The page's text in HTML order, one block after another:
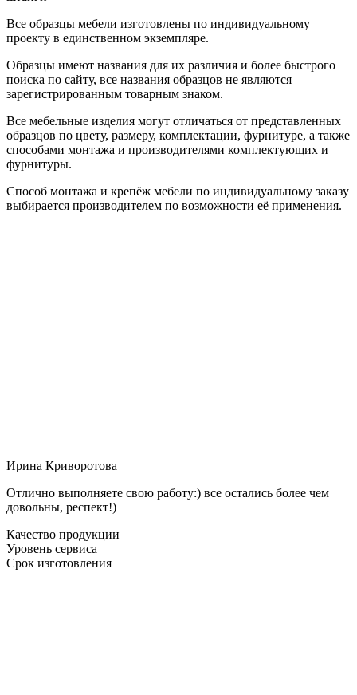
Все образцы мебели изготовлены по индивидуальному
проекту в единственном экземпляре.
Образцы имеют названия для их различия и более быстрого
поиска по сайту, все названия образцов не являются
зарегистрированным товарным знаком.
Все мебельные изделия могут отличаться от представленных
образцов по цвету, размеру, комплектации, фурнитуре, а также
способами монтажа и производителями комплектующих и
фурнитуры.
Способ монтажа и крепёж мебели по индивидуальному заказу
выбирается производителем по возможности её применения.
Ирина Криворотова
Отлично выполняете свою работу:) все остались более чем
довольны, респект!)
Качество продукции
Уровень сервиса
Срок изготовления